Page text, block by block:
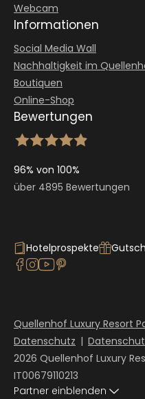
Webcam
Informationen
Social Media Wall
Nachhaltigkeit im
Boutiquen
Online-Shop
Bewertungen
96% von 100%
über 4895 Bewertungen
Hotelprospekte
Quellenhof Luxury Resort
Datenschutz |
2026 Quellenhof Luxury
IT00679110213
Partner einblenden